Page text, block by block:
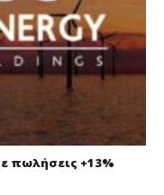
πωλήσεις +13%